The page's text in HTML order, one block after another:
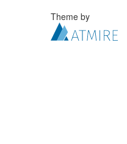
Theme by